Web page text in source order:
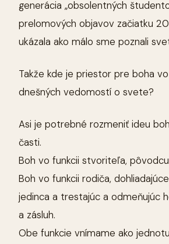
generácia „obsolentných
prelomových objavov začiatku
ukázala ako málo sme poznali
Takže kde je priestor pre boha
dnešných vedomostí o svete?
Asi je potrebné rozmeniť ideu
časti.
Boh vo funkcii stvoriteľa,
Boh vo funkcii rodiča,
jedinca a trestajúc a odmeňujúc
a zásluh.
Obe funkcie vnímame ako